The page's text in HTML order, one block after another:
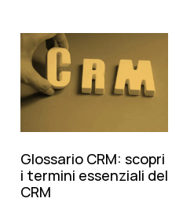
Glossario CRM: scopri
i termini essenziali del
CRM